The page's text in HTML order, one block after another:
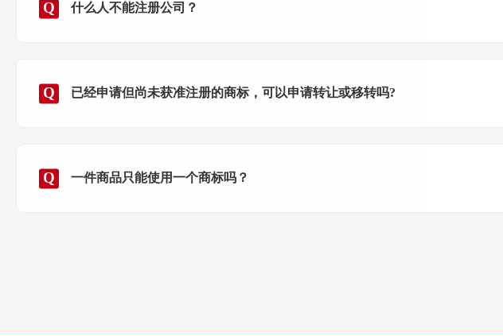
什么人不能注册公司？
已经申请但尚未获准注册的商标，可以申请转让或移转吗?
一件商品只能使用一个商标吗？